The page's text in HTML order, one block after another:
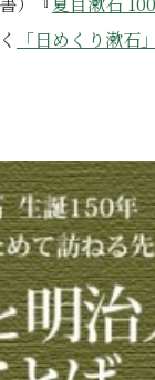
「日めくり漱石」